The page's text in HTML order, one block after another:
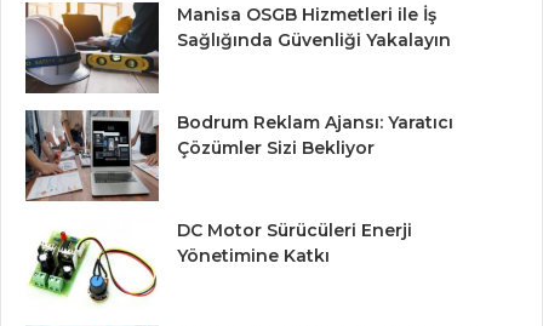
Manisa OSGB Hizmetleri ile İş
Sağlığında Güvenliği Yakalayın
Bodrum Reklam Ajansı: Yaratıcı
Çözümler Sizi Bekliyor
DC Motor Sürücüleri Enerji
Yönetimine Katkı